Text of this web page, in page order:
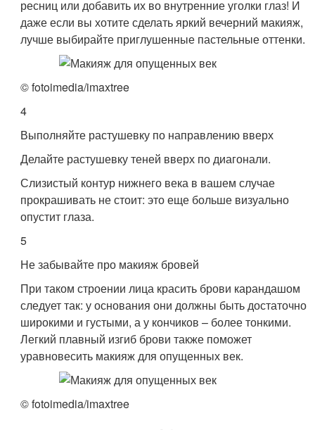
ресниц или добавить их во внутренние уголки глаз! И
даже если вы хотите сделать яркий вечерний макияж,
лучше выбирайте приглушенные пастельные оттенки.
© fotoimedia/imaxtree
4
Выполняйте растушевку по направлению вверх
Делайте растушевку теней вверх по диагонали.
Слизистый контур нижнего века в вашем случае
прокрашивать не стоит: это еще больше визуально
опустит глаза.
5
Не забывайте про макияж бровей
При таком строении лица красить брови карандашом
следует так: у основания они должны быть достаточно
широкими и густыми, а у кончиков – более тонкими.
Легкий плавный изгиб брови также поможет
уравновесить макияж для опущенных век.
© fotoimedia/imaxtree